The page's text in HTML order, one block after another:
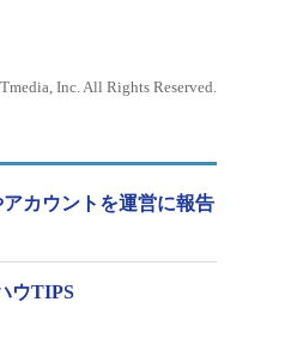
Inc. All Rights Reserved.
カウントを運営に報告
ウTIPS